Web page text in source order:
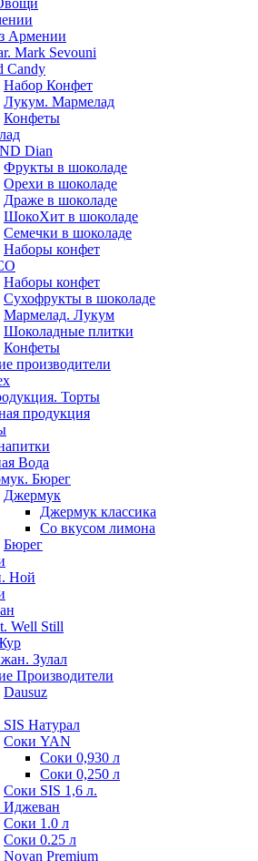
Армении
Mark Sevouni
Candy
Набор Конфет
Лукум. Мармелад
Конфеты
Dian
Фрукты в шоколаде
Орехи в шоколаде
Драже в шоколаде
ШокоХит в шоколаде
Семечки в шоколаде
Наборы конфет
Наборы конфет
Сухофрукты в шоколаде
Мармелад. Лукум
Шоколадные плитки
Конфеты
производители
Торты
продукция
Вода
Бюрег
Джермук
Джермук классика
Со вкусом лимона
Бюрег
Ной
Well Still
Зулал
Производители
Dausuz
Натурал
Соки YAN
Соки 0,930 л
Соки 0,250 л
Соки SIS 1,6 л.
Иджеван
Соки 1.0 л
Соки 0.25 л
Premium